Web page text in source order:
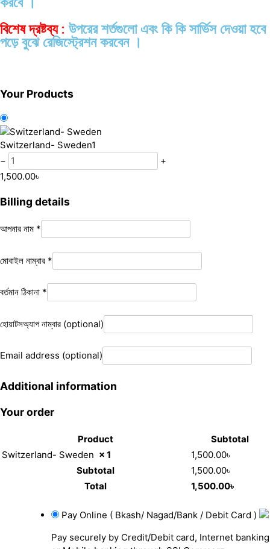
বিশেষ দ্রষ্টব্য : উপরের শর্তগুলো এবং কি কি সার্ভিস দেওয়া হবে
পড়ে বুঝে রেজিস্ট্রেশন করবেন ।
Your Products
Switzerland- Sweden1
−
+
1,500.00৳
Billing details
আপনার নাম *
মোবাইল নাম্বার *
বর্তমান ঠিকানা *
হোয়াটসঅ্যাপ নাম্বার (optional)
Email address (optional)
Additional information
Your order
Product
Subtotal
Switzerland- Sweden × 1 1,500.00৳
Subtotal
1,500.00৳
Total
1,500.00৳
Pay Online ( Bkash/ Nagad/Bank / Debit Card )
Pay securely by Credit/Debit card, Internet banking